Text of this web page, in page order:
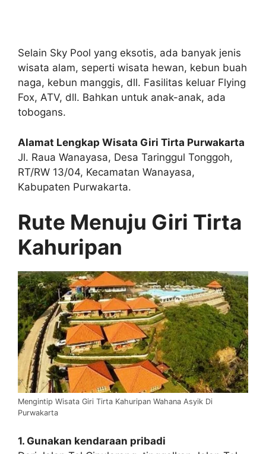
Selain Sky Pool yang eksotis, ada banyak jenis
wisata alam, seperti wisata hewan, kebun buah
naga, kebun manggis, dll. Fasilitas keluar Flying
Fox, ATV, dll. Bahkan untuk anak-anak, ada
tobogans.
Alamat Lengkap Wisata Giri Tirta Purwakarta
Jl. Raua Wanayasa, Desa Taringgul Tonggoh,
RT/RW 13/04, Kecamatan Wanayasa,
Kabupaten Purwakarta.
Rute Menuju Giri Tirta
Kahuripan
Mengintip Wisata Giri Tirta Kahuripan Wahana Asyik Di
Purwakarta
1. Gunakan kendaraan pribadi